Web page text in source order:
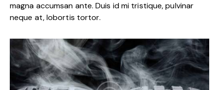
magna accumsan ante. Duis id mi tristique, pulvinar
neque at, lobortis tortor.